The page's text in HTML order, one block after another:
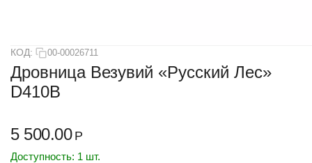
КОД: 00-00026711
Дровница Везувий «Русский Лес»
D410B
5 500.00 Р
Доступность: 1 шт.